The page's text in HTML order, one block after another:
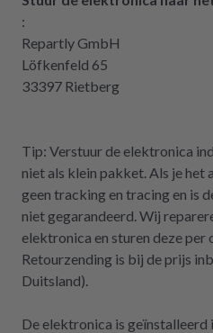
:
Repartly GmbH
Löfkenfeld 65
33397 Rietberg
Tip: Verstuur de elektronica
niet als klein pakket. Als je het
geen tracking en tracing en is
niet gegarandeerd. Wij
elektronica en sturen deze per
Retourzending is bij de prijs
Duitsland).
De elektronica is geïnstalleerd